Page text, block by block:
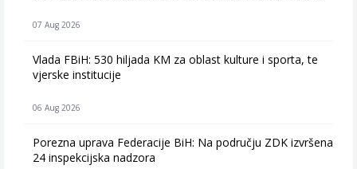
07 Aug 2026
Vlada FBiH: 530 hiljada KM za oblast kulture i sporta, te
vjerske institucije
06 Aug 2026
Porezna uprava Federacije BiH: Na području ZDK izvršena
24 inspekcijska nadzora